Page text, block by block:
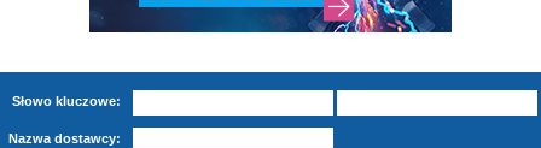
Słowo kluczowe:
Nazwa dostawcy: